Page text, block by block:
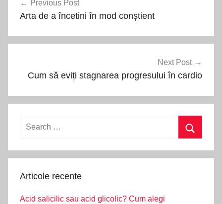
Previous Post
Arta de a încetini în mod conștient
Next Post
Cum să eviți stagnarea progresului în cardio
Search
Articole recente
Acid salicilic sau acid glicolic? Cum alegi